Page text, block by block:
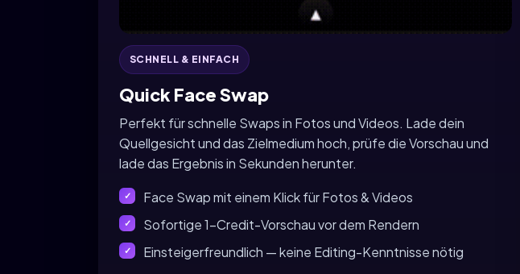
SCHNELL & EINFACH
Quick Face Swap
Perfekt für schnelle Swaps in Fotos und Videos. Lade dein
Quellgesicht und das Zielmedium hoch, prüfe die Vorschau und
lade das Ergebnis in Sekunden herunter.
Face Swap mit einem Klick für Fotos & Videos
Sofortige 1-Credit-Vorschau vor dem Rendern
Einsteigerfreundlich — keine Editing-Kenntnisse nötig